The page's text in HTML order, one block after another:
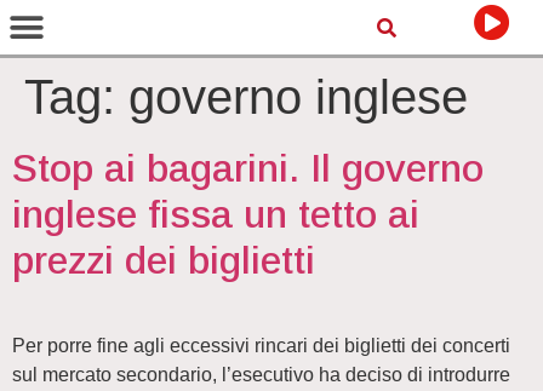
Tag: governo inglese
Stop ai bagarini. Il governo
inglese fissa un tetto ai
prezzi dei biglietti
Per porre fine agli eccessivi rincari dei biglietti dei concerti
sul mercato secondario, l’esecutivo ha deciso di introdurre